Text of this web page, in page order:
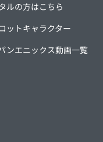
ルの方はこちら
ットキャラクター
ンエニックス動画一覧